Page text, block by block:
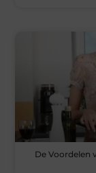
De Voordelen